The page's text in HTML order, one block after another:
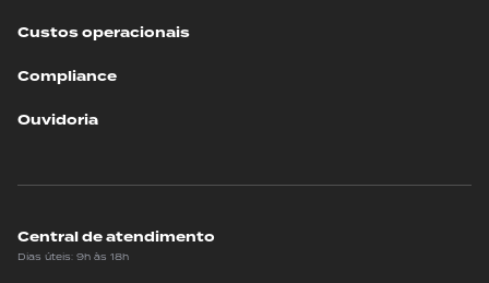
Custos operacionais
Compliance
Ouvidoria
Central de atendimento
Dias úteis: 9h às 18h